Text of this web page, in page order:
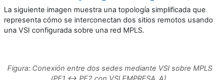
La siguiente imagen muestra una topología simplificada que
representa cómo se interconectan dos sitios remotos usando
una VSI configurada sobre una red MPLS.
Figura: Conexión entre dos sedes mediante VSI sobre MPLS